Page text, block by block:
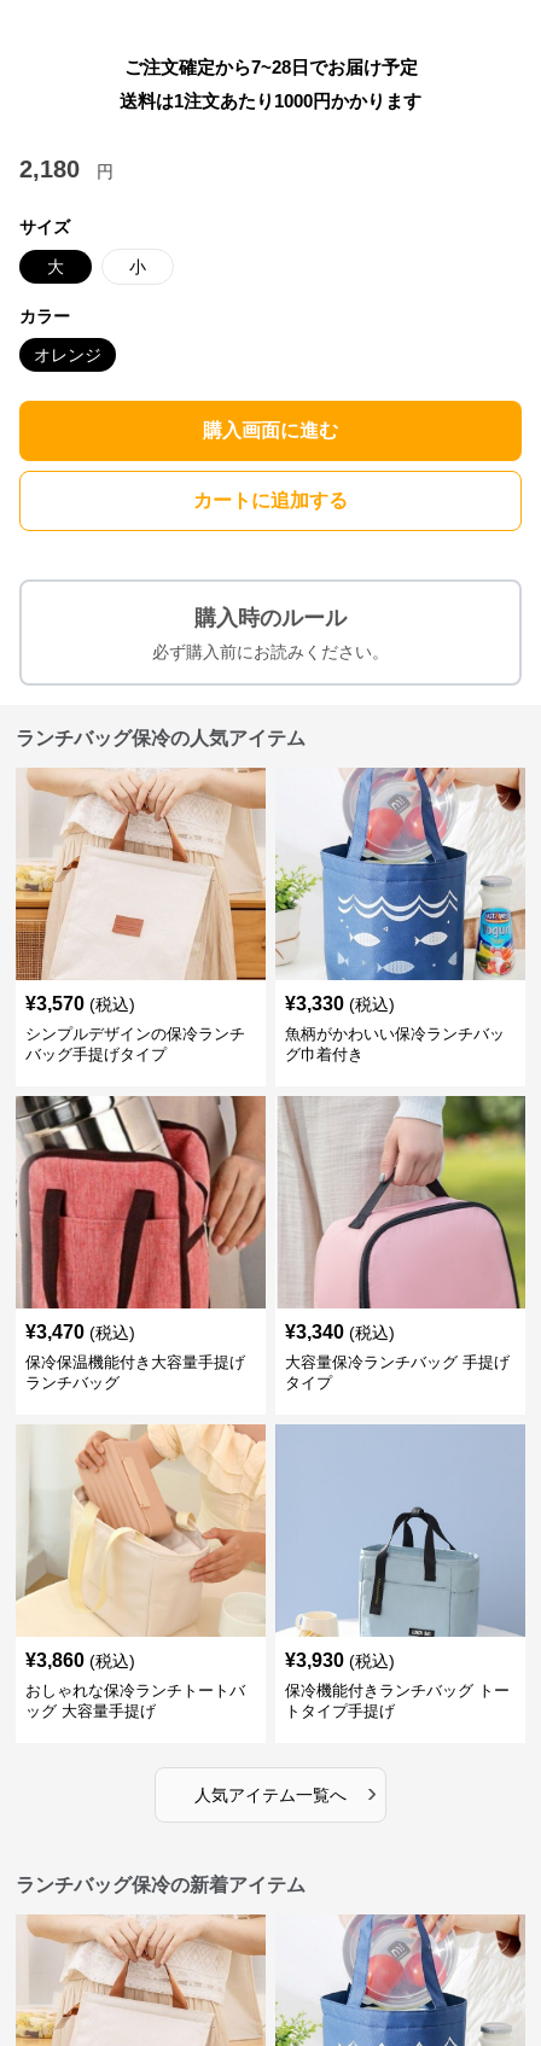
ご注文確定から7~28日でお届け予定
送料は1注文あたり 1000円かかります
2,180 円
サイズ
大 小
カラー
オレンジ
購入画面に進む
カートに追加する
購入時のルール
必ず購入前にお読みください。
ランチバッグ保冷の人気アイテム
¥3,570 (税込)
シンプルデザインの保冷ランチ
バッグ手提げタイプ
¥3,330 (税込)
魚柄がかわいい保冷ランチバッ
グ巾着付き
¥3,470 (税込)
保冷保温機能付き大容量手提げ
ランチバッグ
¥3,340 (税込)
大容量保冷ランチバッグ 手提げ
タイプ
¥3,860 (税込)
おしゃれな保冷ランチトートバ
ッグ 大容量手提げ
¥3,930 (税込)
保冷機能付きランチバッグ トー
トタイプ手提げ
人気アイテム一覧へ ›
ランチバッグ保冷の新着アイテム